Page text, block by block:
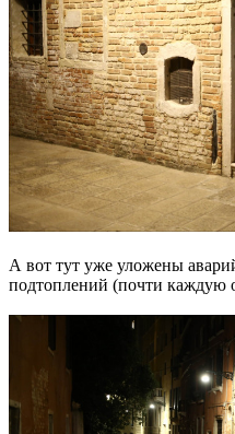
А вот тут уже уложены
подтоплений (почти каждую